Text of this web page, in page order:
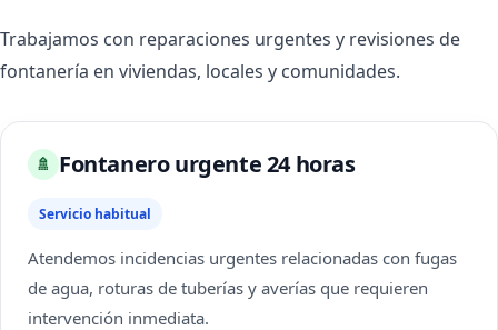
Trabajamos con reparaciones urgentes y revisiones de
fontanería en viviendas, locales y comunidades.
🚿 Fontanero urgente 24 horas
Servicio habitual
Atendemos incidencias urgentes relacionadas con fugas
de agua, roturas de tuberías y averías que requieren
intervención inmediata.